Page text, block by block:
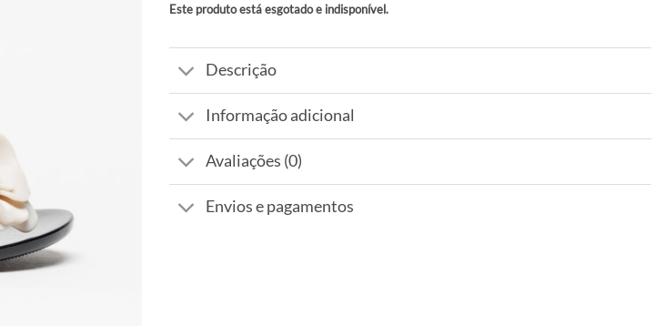
Este produto está esgotado e indisponível.
Alternative:
Descrição
Informação adicional
Avaliações (0)
Envios e pagamentos